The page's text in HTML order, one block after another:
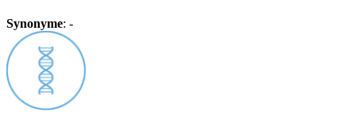
Synonyme: -